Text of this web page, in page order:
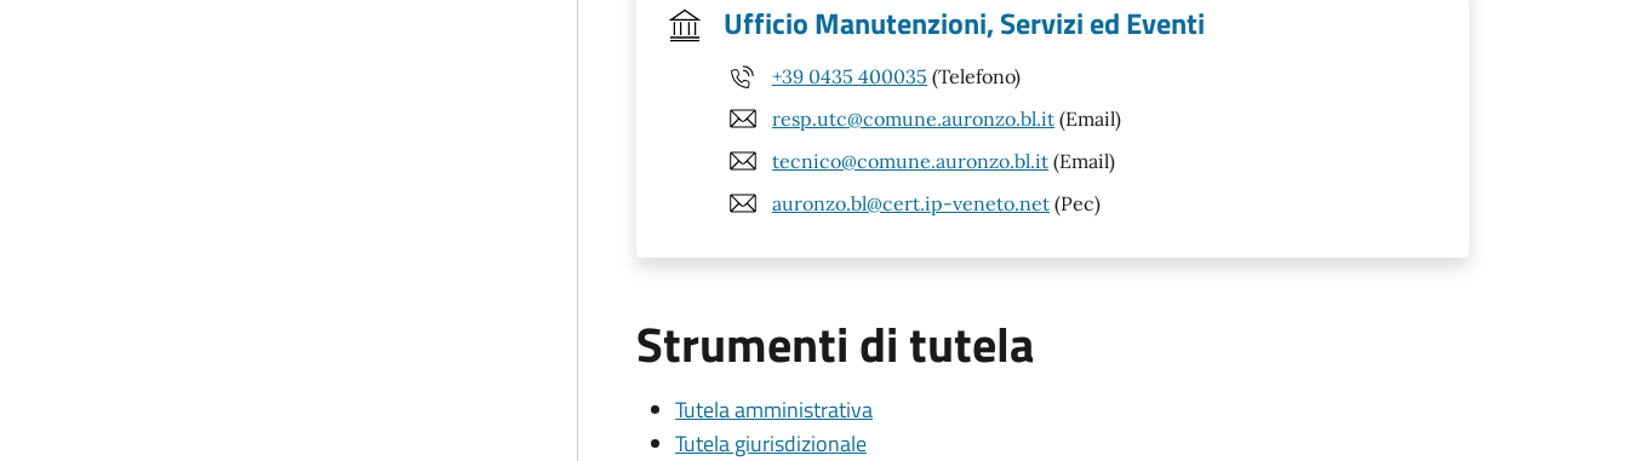
Ufficio Manutenzioni, Servizi ed Eventi
+39 0435 400035 (Telefono)
resp.utc@comune.auronzo.bl.it (Email)
tecnico@comune.auronzo.bl.it (Email)
auronzo.bl@cert.ip-veneto.net (Pec)
Strumenti di tutela
Tutela amministrativa
Tutela giurisdizionale